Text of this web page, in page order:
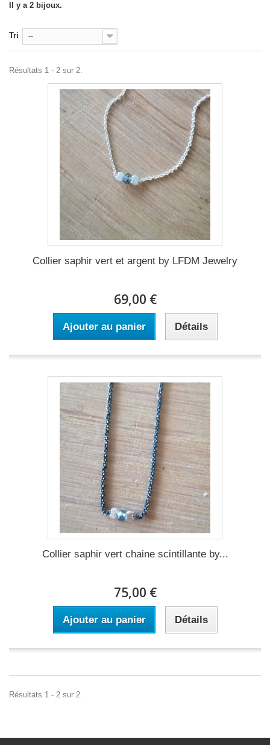
Il y a 2 bijoux.
Tri --
Résultats 1 - 2 sur 2.
Collier saphir vert et argent by LFDM Jewelry
69,00 €
Ajouter au panier Détails
Collier saphir vert chaine scintillante by...
75,00 €
Ajouter au panier Détails
Résultats 1 - 2 sur 2.